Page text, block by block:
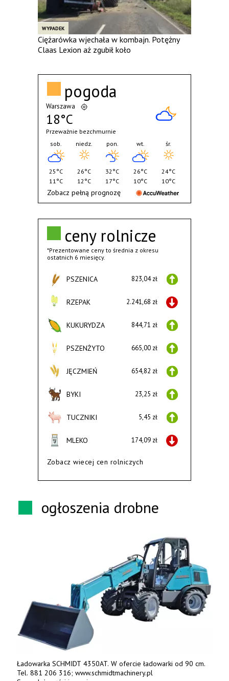
WYPADEK
Ciężarówka wjechała w kombajn. Potężny
Claas Lexion aż zgubił koło
ceny rolnicze
*Prezentowane ceny to średnia z okresu
ostatnich 6 miesięcy.
PSZENICA 823,04 zł
RZEPAK 2.241,68 zł
KUKURYDZA 844,71 zł
PSZENŻYTO 665,00 zł
JĘCZMIEŃ 654,82 zł
BYKI 23,25 zł
TUCZNIKI 5,45 zł
MLEKO 174,09 zł
Zobacz wiecej cen rolniczych
pogoda
Warszawa
18°C
Przeważnie bezchmurnie
sob.
25°C
11°C
niedz.
26°C
12°C
pon.
32°C
17°C
wt.
26°C
10°C
śr.
24°C
10°C
Zobacz pełną prognozę
ogłoszenia drobne
Ładowarka SCHMIDT 4350AT. W ofercie ładowarki od 90 cm.
Tel. 881 206 316; www.schmidtmachinery.pl